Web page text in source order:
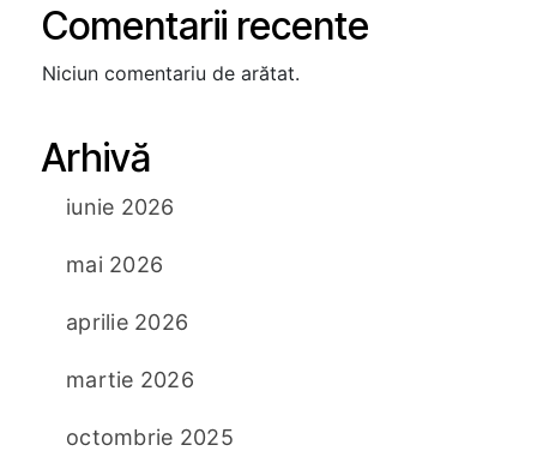
Comentarii recente
Niciun comentariu de arătat.
Arhivă
iunie 2026
mai 2026
aprilie 2026
martie 2026
octombrie 2025